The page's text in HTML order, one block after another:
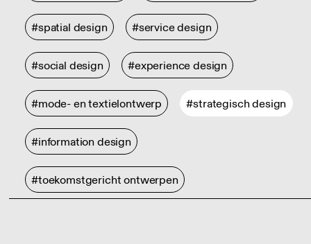
#spatial design #service design
#social design #experience design
#mode- en textielontwerp #strategisch design
#information design
#toekomstgericht ontwerpen